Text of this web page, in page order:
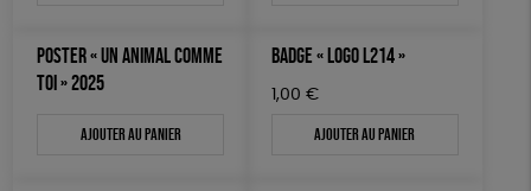
ACCESSOIRES
BADGES
POSTER « UN ANIMAL COMME
TOI » 2025
Ajouter au panier
BADGE « LOGO L214 »
1,00 €
Ajouter au panier